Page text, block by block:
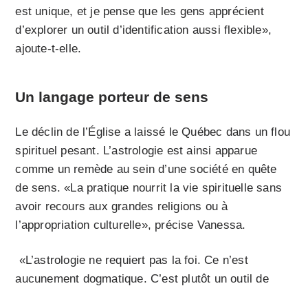
est unique, et je pense que les gens apprécient
d’explorer un outil d’identification aussi flexible»,
ajoute-t-elle.
Un langage porteur de sens
Le déclin de l’Église a laissé le Québec dans un flou
spirituel pesant. L’astrologie est ainsi apparue
comme un remède au sein d’une société en quête
de sens. «La pratique nourrit la vie spirituelle sans
avoir recours aux grandes religions ou à
l’appropriation culturelle», précise Vanessa.
«L’astrologie ne requiert pas la foi. Ce n’est
aucunement dogmatique. C’est plutôt un outil de